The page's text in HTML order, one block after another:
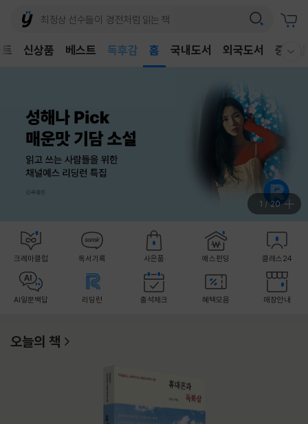
신상품 베스트
어린이
어린이
홈 국내도서 외국도서 중고샵
1 /20
크레마클럽 독서기록 사은품 예스펀딩 클래스24
AI일문백답 리딩런 출석체크 혜택모음 매장안내
오늘의 책